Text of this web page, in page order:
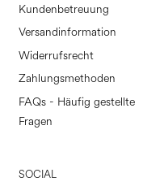
Kundenbetreuung
Versandinformation
Widerrufsrecht
Zahlungsmethoden
FAQs - Häufig gestellte
Fragen
SOCIAL